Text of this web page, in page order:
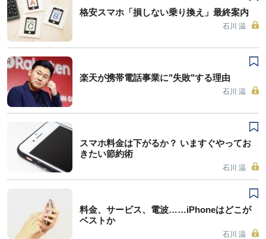
格安スマホ「損しない乗り換え」最終案内
石川 温
楽天が携帯電話事業に"失敗"する理由
石川 温
スマホ料金は下がるか？ いますぐやってお
きたい節約術
石川 温
料金、サービス、電波……iPhoneはどこが
ベストか
石川 温